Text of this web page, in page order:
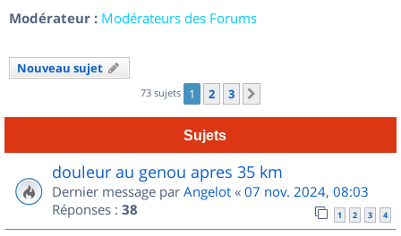
Modérateur : Modérateurs des Forums
Nouveau sujet
73 sujets 1 2 3
Sujets
douleur au genou apres 35 km
Dernier message par Angelot « 07 nov. 2024, 08:03
Réponses : 38 1 2 3 4